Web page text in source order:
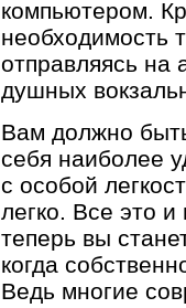
компьютером.
необходимость
отправляясь на
душных
Вам должно
себя наиболее
с особой
легко. Все это и
теперь вы
когда
Ведь многие